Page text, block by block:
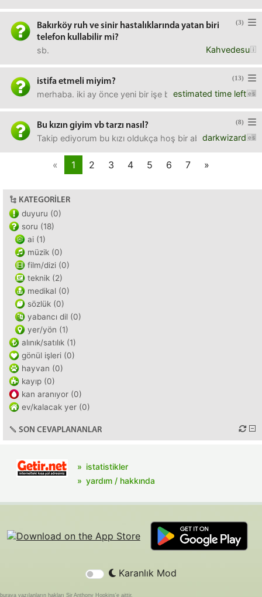
(3)
Bakırköy ruh ve sinir hastalıklarında yatan biri
telefon kullabilir mi?
Kahvedesu
sb.
(13)
istifa etmeli miyim?
estimated time left
merhaba. iki ay önce yeni bir işe başlamıştım (deneme
(8)
Bu kızın giyim vb tarzı nasıl?
darkwizard
Takip ediyorum bu kızı oldukça hoş bir abhaz kızı.
« 1 2 3 4 5 6 7 »
KATEGORILER
duyuru (0)
soru (18)
ai (1)
müzik (0)
film/dizi (0)
teknik (2)
medikal (0)
sözlük (0)
yabancı dil (0)
yer/yön (1)
alınık/satılık (1)
gönül işleri (0)
hayvan (0)
kayıp (0)
kan aranıyor (0)
ev/kalacak yer (0)
SON CEVAPLANANLAR
istatistikler
yardım / hakkında
Karanlık Mod
buraya yazılanların hakları Sir Anthony Hopkins'e aittir.